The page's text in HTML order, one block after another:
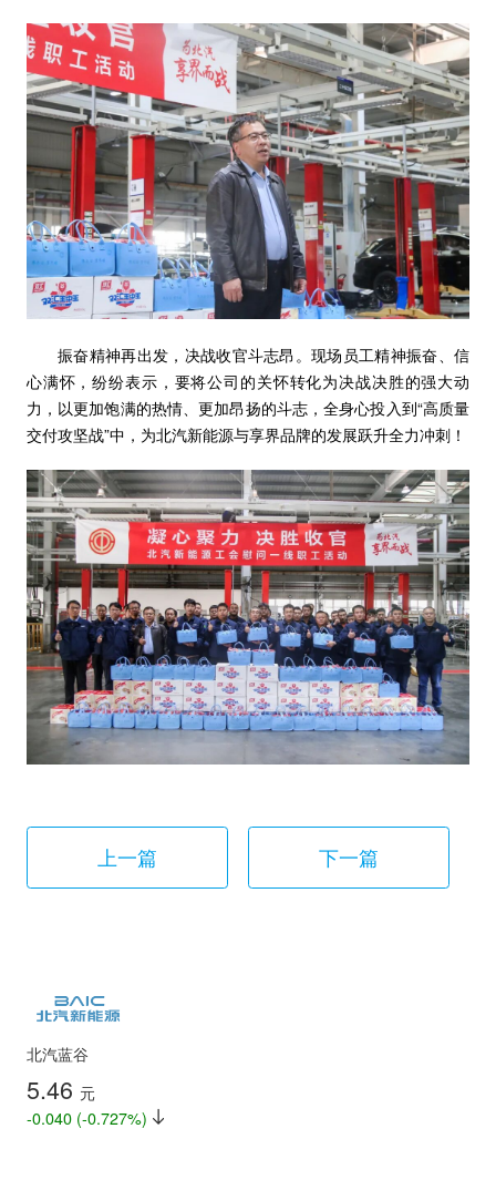
振奋精神再出发，决战收官斗志昂。现场员工精神振奋、信
心满怀，纷纷表示，要将公司的关怀转化为决战决胜的强大动
力，以更加饱满的热情、更加昂扬的斗志，全身心投入到“高质量
交付攻坚战”中，为北汽新能源与享界品牌的发展跃升全力冲刺！
上一篇 下一篇
北汽蓝谷
5.46 元
-0.040 (-0.727%)